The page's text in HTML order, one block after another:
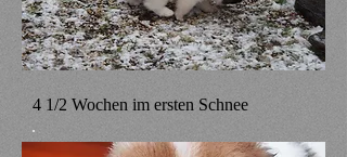
4 1/2 Wochen im ersten Schnee